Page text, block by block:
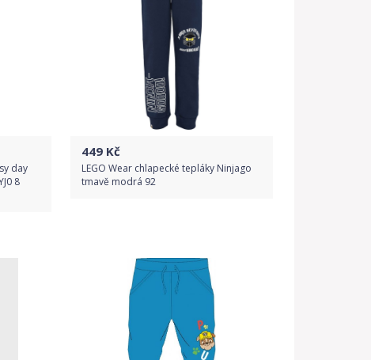
day
8
449 Kč
LEGO Wear chlapecké tepláky Ninjago
tmavě modrá 92
Detail produktu